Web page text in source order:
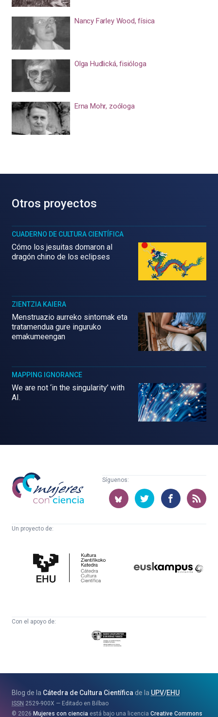
Nancy Farley Wood, física
Olga Hudlická, fisióloga
Erna Mohr, zoóloga
Otros proyectos
CUADERNO DE CULTURA CIENTÍFICA
Cómo los jesuitas domaron al
dragón chino de los eclipses
ZIENTZIA KAIERA
Menstruazio aurreko sintomak eta
tratamendua gure inguruko
emakumeengan
MAPPING IGNORANCE
We are not ‘in the singularity’ with
AI.
Mujeres
con
ciencia
Síguenos:
Un proyecto de:
Cultura
Científica
Con el apoyo de:
Eusko
Jaurlaritza
eta
Berrikuntza
Blog de la Cátedra de Cultura Científica de la UPV/EHU
ISSN 2529-900X
Editado en Bilbao
2026 Mujeres con ciencia está bajo una licencia Creative Commons